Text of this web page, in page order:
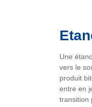
Une
vers le
produit
entre en
transition